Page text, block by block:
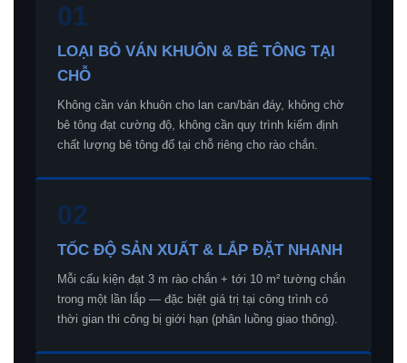
01
LOẠI BỎ VÁN KHUÔN & BÊ TÔNG TẠI
CHỖ
Không cần ván khuôn cho lan can/bản đáy, không chờ
bê tông đạt cường độ, không cần quy trình kiểm định
chất lượng bê tông đổ tại chỗ riêng cho rào chắn.
02
TỐC ĐỘ SẢN XUẤT & LẮP ĐẶT NHANH
Mỗi cấu kiện đạt 3 m rào chắn + tới 10 m² tường chắn
trong một lần lắp — đặc biệt giá trị tại công trình có
thời gian thi công bị giới hạn (phân luồng giao thông).